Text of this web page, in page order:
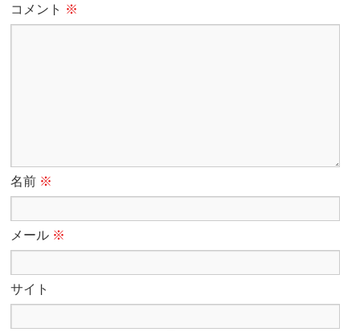
コメント ※
名前 ※
メール ※
サイト